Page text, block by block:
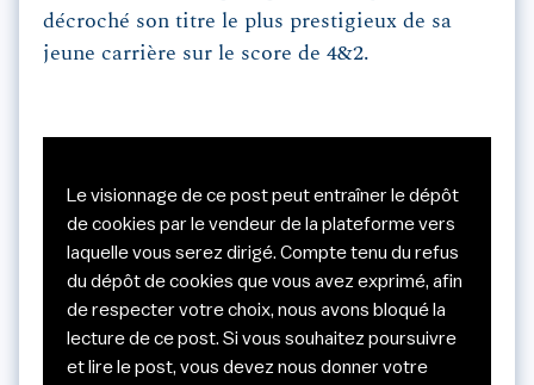
décroché son titre le plus prestigieux de sa
jeune carrière sur le score de 4&2.
Le visionnage de ce post peut entraîner le dépôt
de cookies par le vendeur de la plateforme vers
laquelle vous serez dirigé. Compte tenu du refus
du dépôt de cookies que vous avez exprimé, afin
de respecter votre choix, nous avons bloqué la
lecture de ce post. Si vous souhaitez poursuivre
et lire le post, vous devez nous donner votre